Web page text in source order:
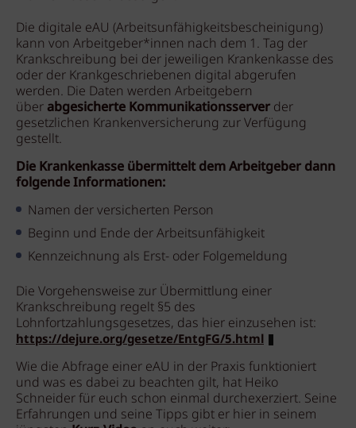
Die digitale eAU (Arbeitsunfähigkeitsbescheinigung)
kann von Arbeitgeber*innen nach dem 1. Tag der
Krankschreibung bei der jeweiligen Krankenkasse des
oder der Krankgeschriebenen digital abgerufen
werden. Die Daten werden Arbeitgebern
über abgesicherte Kommunikationsserver der
gesetzlichen Krankenversicherung zur Verfügung
gestellt.
Die Krankenkasse übermittelt dem Arbeitgeber dann
folgende Informationen:
Namen der versicherten Person
Beginn und Ende der Arbeitsunfähigkeit
Kennzeichnung als Erst- oder Folgemeldung
Die Vorgehensweise zur Übermittlung einer
Krankschreibung regelt §5 des
Lohnfortzahlungsgesetzes, das hier einzusehen ist:
https://dejure.org/gesetze/EntgFG/5.html
Wie die Abfrage einer eAU in der Praxis funktioniert
und was es dabei zu beachten gilt, hat Heiko
Schneider für euch schon einmal durchexerziert. Seine
Erfahrungen und seine Tipps gibt er hier in seinem